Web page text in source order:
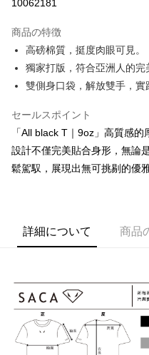
配送方法
全家取貨付款
7-11取貨付款
配送毎にNT$60、NT$850以
宅配
10062181
商品の特徴
高磅棉質，挺度肉眼可見。
獨家打版，符合亞洲人的完
雙側身口袋，解放雙手，實
セールスポイント
「All black T｜9oz」高質感
設計不僅完美貼合身形，無論
鬆駕馭，展現出無可挑剔的優雅
詳細について 商品